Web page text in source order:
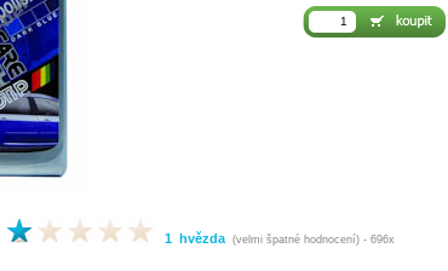
1 hvězda (velmi špatné hodnocení) - 696x